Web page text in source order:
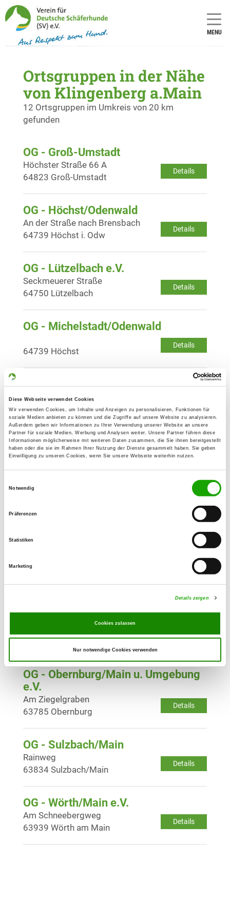
Diese Webseite verwendet Cookies
Wir verwenden Cookies, um Inhalte und Anzeigen zu personalisieren, Funktionen für
soziale Medien anbieten zu können und die Zugriffe auf unsere Website zu analysieren.
Außerdem geben wir Informationen zu Ihrer Verwendung unserer Website an unsere
Partner für soziale Medien, Werbung und Analysen weiter. Unsere Partner führen diese
Informationen möglicherweise mit weiteren Daten zusammen, die Sie ihnen bereitgestellt
haben oder die sie im Rahmen Ihrer Nutzung der Dienste gesammelt haben. Sie geben
Einwilligung zu unseren Cookies, wenn Sie unsere Webseite weiterhin nutzen.
Notwendig
Präferenzen
Statistiken
Marketing
Details zeigen
Cookies zulassen
Nur notwendige Cookies verwenden
MENU
Ortsgruppen in der Nähe
von Klingenberg a.Main
12 Ortsgruppen im Umkreis von 20 km
gefunden
OG - Groß-Umstadt
Details
Höchster Straße 66 A
64823 Groß-Umstadt
OG - Höchst/Odenwald
Details
An der Straße nach Brensbach
64739 Höchst i. Odw
OG - Lützelbach e.V.
Details
Seckmeuerer Straße
64750 Lützelbach
OG - Michelstadt/Odenwald
Details
64739 Höchst
OG - Faulbach/Main
Am Schindanger
97906 Faulbach
OG - Großostheim
Untere Stockstädter Str. 50
Details
Hartungstr.
Bundesstr. 426
63853 Mömlingen
OG - Obernau/Main u. Umgebung
Details
63743 Aschaffenburg-Obernau
OG - Obernburg/Main u. Umgebung
e.V.
Details
Am Ziegelgraben
63785 Obernburg
OG - Sulzbach/Main
Details
Rainweg
63834 Sulzbach/Main
OG - Wörth/Main e.V.
Details
Am Schneebergweg
63939 Wörth am Main